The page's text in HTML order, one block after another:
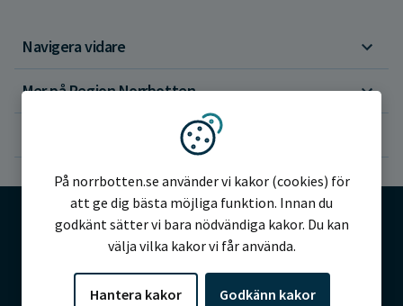
Navigera vidare
Mer på Region Norrbotten
©2026 Region Norrbotten
Vi använder kakor
På norrbotten.se använder vi kakor (cookies) för
att ge dig bästa möjliga funktion. Innan du
godkänt sätter vi bara nödvändiga kakor. Du kan
välja vilka kakor vi får använda.
Hantera kakor Godkänn kakor